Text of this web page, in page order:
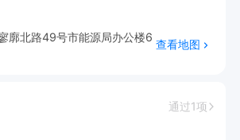
廓北路49号市能源局办公楼6
查看地图
通过1项